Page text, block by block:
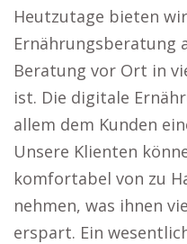
Heutzutage bieten
Ernährungsberatung
Beratung vor Ort in
ist. Die digitale
allem dem Kunden
Unsere Klienten
komfortabel von zu
nehmen, was ihnen
erspart. Ein